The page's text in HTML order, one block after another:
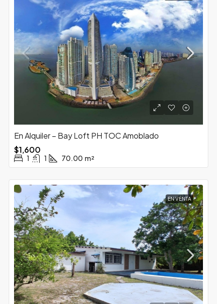
En Alquiler – Bay Loft PH TOC Amoblado
$1,600
1 1 70.00 m²
EN VENTA